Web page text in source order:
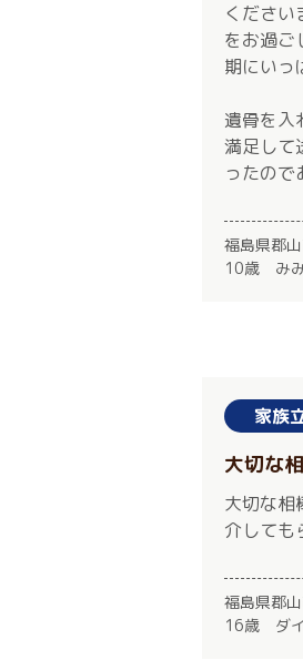
ください
をお過ご
期にいっ
遺骨を入
満足して
ったので
福島県郡
10歳 みみ
家族
大切な
大切な相
介しても
福島県郡
16歳 ダイ